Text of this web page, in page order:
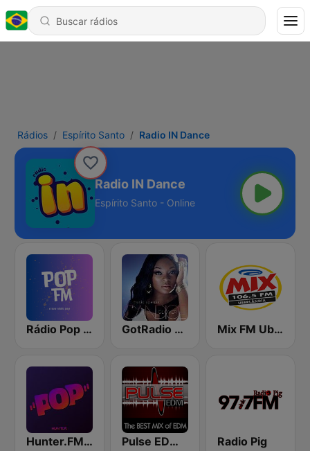
Rádios Espírito Santo Radio IN Dance
Radio IN Dance
Espírito Santo - Online
Rádio Pop FM GotRadio - Urban Lounge Mix FM Uberlândia
Hunter.FM - Pop Pulse EDM Dance Music Radio Pig